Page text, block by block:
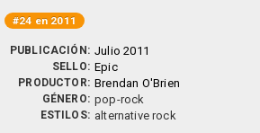
#24 en 2011
PUBLICACIÓN: Julio 2011
SELLO: Epic
PRODUCTOR: Brendan O'Brien
GÉNERO: pop-rock
ESTILOS: alternative rock